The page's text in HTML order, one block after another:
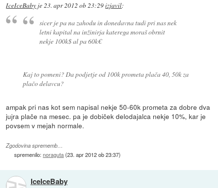
IceIceBaby je23. apr 2012 ob 23:29izjavil:
sicer je pa na zahodu in donedavna tudi pri nas nek
letni kapital na inžinirja katerega moraš obrnit
nekje 100k$ al pa 60k€
Kaj to pomeni? Da podjetje od 100k prometa plača 40, 50k za
plačo delavcu?
ampak pri nas kot sem napisal nekje 50-60k prometa za dobre dva
jujra plače na mesec. pa je dobiček delodajalca nekje 10%, kar je
povsem v mejah normale.
Zgodovina sprememb…
spremenilo:noraguta(23. apr 2012 ob 23:37)
IceIceBaby